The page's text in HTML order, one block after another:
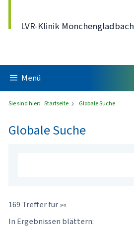
LVR-Klinik Mönchengladbach
Menü
Sie sind hier: Startseite Globale Suche
Globale Suche
169 Treffer für »«
In Ergebnissen blättern: